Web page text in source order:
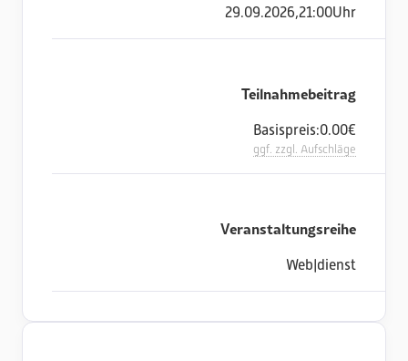
29.09.2026,21:00Uhr
Teilnahmebeitrag
Basispreis:0.00€
ggf. zzgl. Aufschläge
Veranstaltungsreihe
Web|dienst